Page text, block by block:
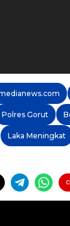
Polres Gorut
Laka Meningkat